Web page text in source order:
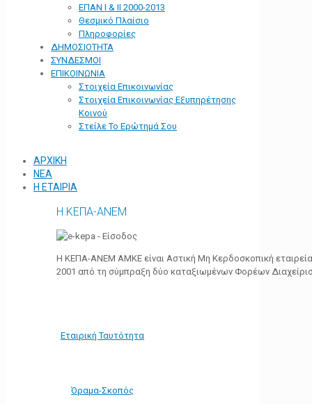
ΕΠΑΝ Ι & ΙΙ 2000-2013
Θεσμικό Πλαίσιο
Πληροφορίες
ΔΗΜΟΣΙΟΤΗΤΑ
ΣΥΝΔΕΣΜΟΙ
ΕΠΙΚΟΙΝΩΝΙΑ
Στοιχεία Επικοινωνίας
Στοιχεία Επικοινωνίας Εξυπηρέτησης
Κοινού
Στείλε Το Ερώτημά Σου
ΑΡΧΙΚΗ
ΝΕΑ
Η ΕΤΑΙΡΙΑ
Η ΚΕΠΑ-ΑΝΕΜ
Η ΚΕΠΑ-ΑΝΕΜ ΑΜΚΕ είναι Αστική Μη Κερδοσκοπική
2001 από τη σύμπραξη δύο καταξιωμένων Φορέων
Εταιρική Ταυτότητα
Όραμα-Σκοπός